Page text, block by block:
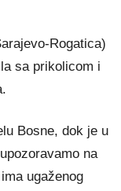
Rogatica)
sa prikolicom i
Bosne, dok je u
na
ugaženog